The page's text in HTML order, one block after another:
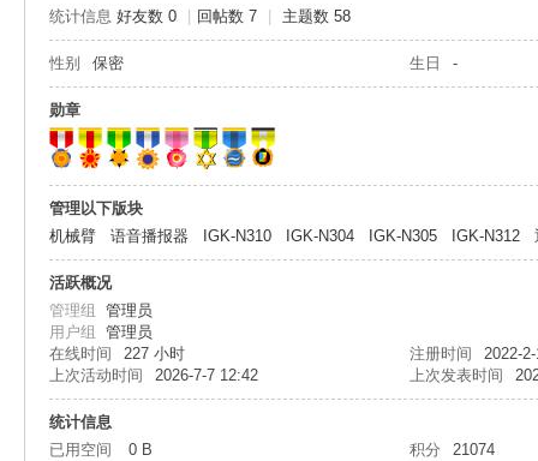
统计信息 好友数 0 回帖数 7 主题数 58
性别 保密 生日 -
勋章
管理以下版块
机械臂
语音播报器 IGK-N310 IGK-N304 IGK-N305 IGK-N312
活跃概况
管理组 管理员
用户组 管理员
在线时间
227 小时 注册时间
2022-
上次活动时间
2026-7-7 12:42 上次发表时间
统计信息
已用空间
0 B 积分
21074